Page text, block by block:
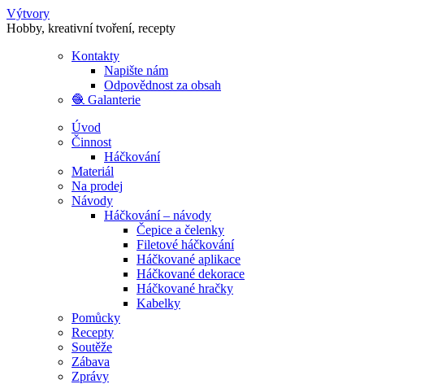
Výtvory
Hobby, kreativní tvoření, recepty
Kontakty
Napište nám
Odpovědnost za obsah
🧶 Galanterie
Úvod
Činnost
Háčkování
Materiál
Na prodej
Návody
Háčkování – návody
Čepice a čelenky
Filetové háčkování
Háčkované aplikace
Háčkované dekorace
Háčkované hračky
Kabelky
Pomůcky
Recepty
Soutěže
Zábava
Zprávy